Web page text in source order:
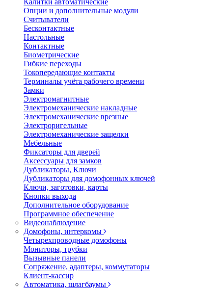
Калитки автоматические
Опции и дополнительные модули
Считыватели
Бесконтактные
Настольные
Контактные
Биометрические
Гибкие переходы
Токопередающие контакты
Терминалы учёта рабочего времени
Замки
Электромагнитные
Электромеханические накладные
Электромеханические врезные
Электроригельные
Электромеханические защелки
Мебельные
Фиксаторы для дверей
Аксессуары для замков
Дубликаторы, Ключи
Дубликаторы для домофонных ключей
Ключи, заготовки, карты
Кнопки выхода
Дополнительное оборудование
Программное обеспечение
Видеонаблюдение
Домофоны, интеркомы
Четырехпроводные домофоны
Мониторы, трубки
Вызывные панели
Сопряжение, адаптеры, коммутаторы
Клиент-кассир
Автоматика, шлагбаумы